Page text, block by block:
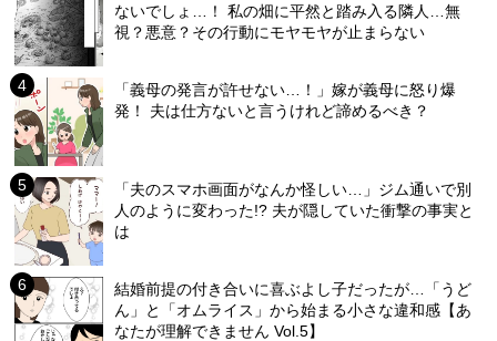
ないでしょ…！ 私の畑に平然と踏み入る隣人…無
視？悪意？その行動にモヤモヤが止まらない
「義母の発言が許せない…！」嫁が義母に怒り爆
発！ 夫は仕方ないと言うけれど諦めるべき？
「夫のスマホ画面がなんか怪しい…」ジム通いで別
人のように変わった!? 夫が隠していた衝撃の事実と
は
結婚前提の付き合いに喜ぶよし子だったが…「うど
ん」と「オムライス」から始まる小さな違和感【あ
なたが理解できません Vol.5】